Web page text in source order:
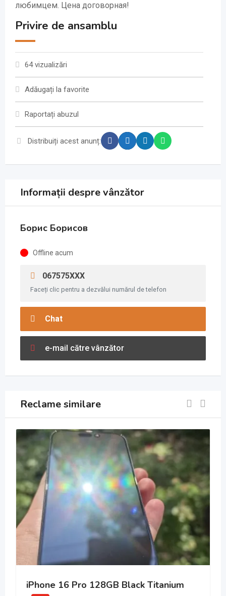
любимцем. Цена договорная!
Privire de ansamblu
64 vizualizări
Adăugați la favorite
Raportați abuzul
Distribuiți acest anunț:
Informații despre vânzător
Борис Борисов
Offline acum
067575XXX
Faceți clic pentru a dezvălui numărul de telefon
Chat
e-mail către vânzător
Reclame similare
iPhone 16 Pro 128GB Black Titanium